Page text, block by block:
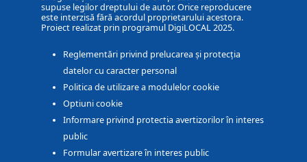
supuse legilor dreptului de autor. Orice reproducere
este interzisă fără acordul proprietarului acestora.
Proiect realizat prin programul DigiLOCAL 2025.
Reglementări privind prelucarea și protecția
datelor cu caracter personal
Politica de utilizare a modulelor cookie
Optiuni cookie
Informare privind protectia avertizorilor în interes
public
Formular avertizare în interes public